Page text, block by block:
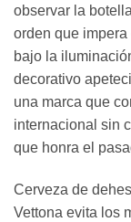
observar la
orden que
bajo la
decorativo
una marca que
internacional sin
que honra el
Cerveza de
Vettona evita los